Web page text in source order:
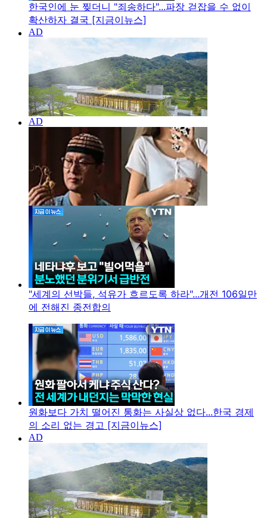
한국인에 눈 찢더니 "죄송하다"...파장 걷잡을 수 없이
확산하자 결국 [지금이뉴스]
"세계의 선박들, 석유가 흐르도록 하라"...개전 106일만
에 전해진 종전합의
원화보다 가치 떨어진 통화는 사실상 없다...한국 경제
의 소리 없는 경고 [지금이뉴스]